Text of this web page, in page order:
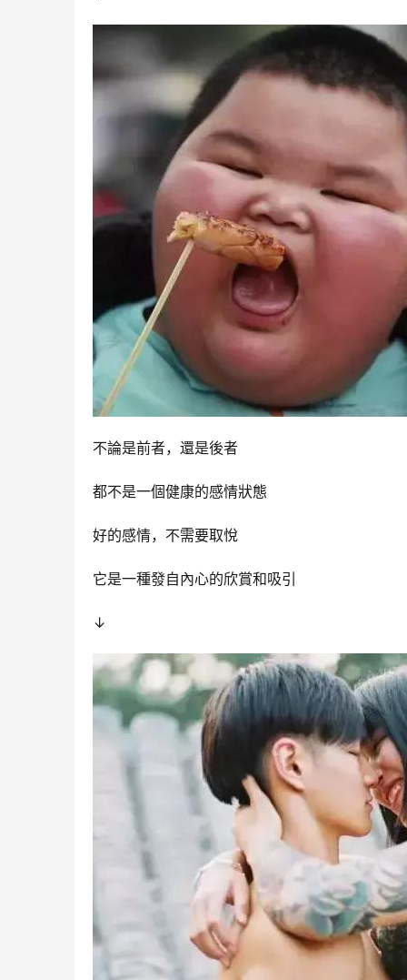
不論是前者，還是後者
都不是一個健康的感情狀態
好的感情，不需要取悅
它是一種發自內心的欣賞和吸引
↓